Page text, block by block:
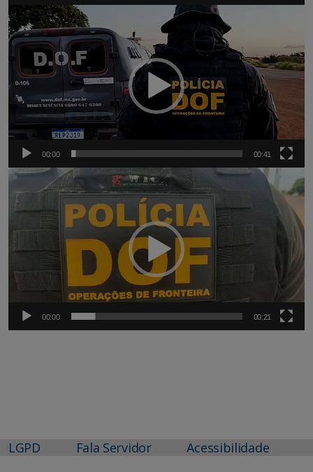
Tocador
de
vídeo
00:00 00:41
Tocador
de
vídeo
00:00 00:21
LGPD Fala Servidor Acessibilidade